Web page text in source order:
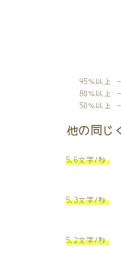
95％以上
80％以上
50％以上
他の同じ
5.6文字/秒
5.3文字/秒
5.2文字/秒